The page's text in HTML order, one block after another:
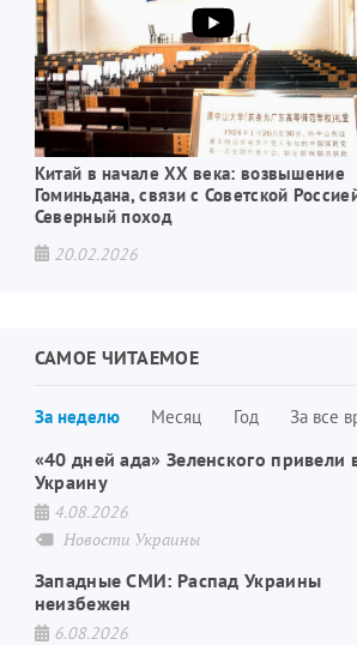
Китай в начале XX века: возвышение
Гоминьдана, связи с Советской
Северный поход
20.02.2026
САМОЕ ЧИТАЕМОЕ
За неделю Месяц Год За все
«40 дней ада» Зеленского привели
Украину
4.08.2026
Новости Украины
Западные СМИ: Распад Украины
неизбежен
6.08.2026